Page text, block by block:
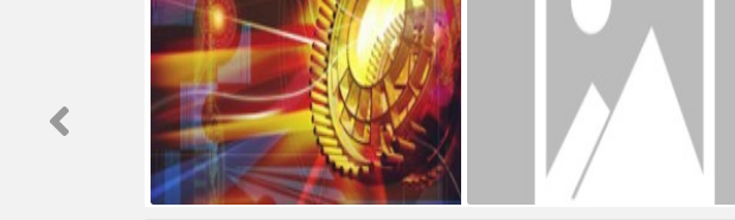
js页面跳转 和 js打开新窗口 方法 HTML页面输入密码才能访问加密代码